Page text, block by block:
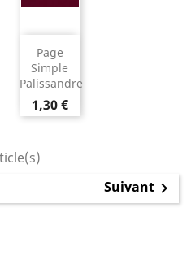
Page
Simple
Palissandre
1,30 €
Suivant 